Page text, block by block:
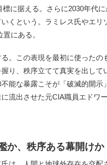
に据える。さらに2030年代
くという。ラミレス氏やエリ
にある。
。この表現を最初に使ったの
り、秩序立てて真実を出して
能な暴露こそが「破滅的開示
流出させた元CIA職員エドワー
か、秩序ある幕開けか